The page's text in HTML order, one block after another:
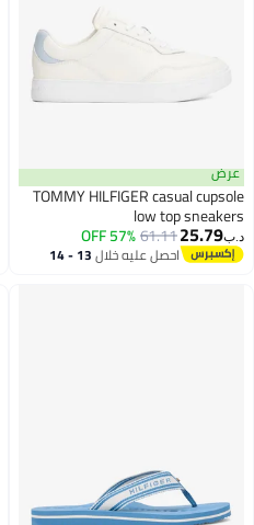
عرض
TOMMY HILFIGER casual cupsole
low top sneakers
د.ب‏25.79
61.11
57% OFF
احصل عليه خلال 13 - 14